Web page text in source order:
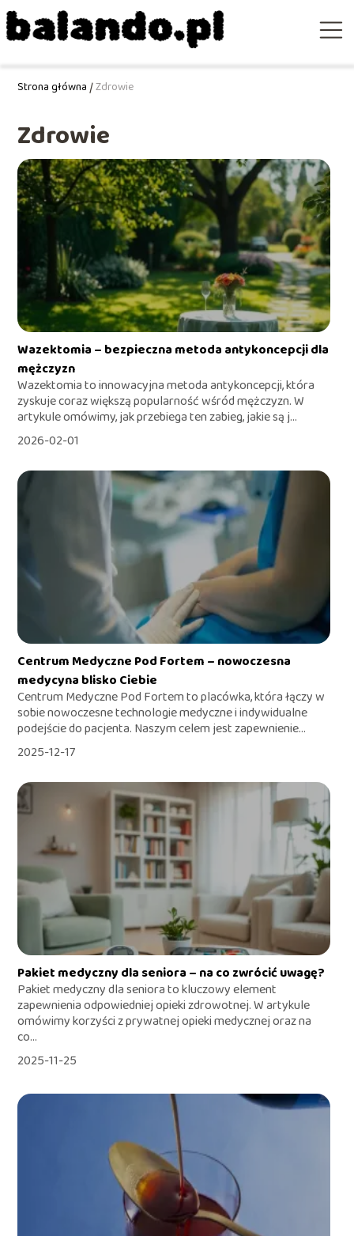
Strona główna/Zdrowie
Zdrowie
Wazektomia – bezpieczna metoda antykoncepcji dla
mężczyzn
Wazektomia to innowacyjna metoda antykoncepcji, która
zyskuje coraz większą popularność wśród mężczyzn. W
artykule omówimy, jak przebiega ten zabieg, jakie są j...
2026-02-01
Centrum Medyczne Pod Fortem – nowoczesna
medycyna blisko Ciebie
Centrum Medyczne Pod Fortem to placówka, która łączy w
sobie nowoczesne technologie medyczne i indywidualne
podejście do pacjenta. Naszym celem jest zapewnienie...
2025-12-17
Pakiet medyczny dla seniora – na co zwrócić uwagę?
Pakiet medyczny dla seniora to kluczowy element
zapewnienia odpowiedniej opieki zdrowotnej. W artykule
omówimy korzyści z prywatnej opieki medycznej oraz na
co...
2025-11-25